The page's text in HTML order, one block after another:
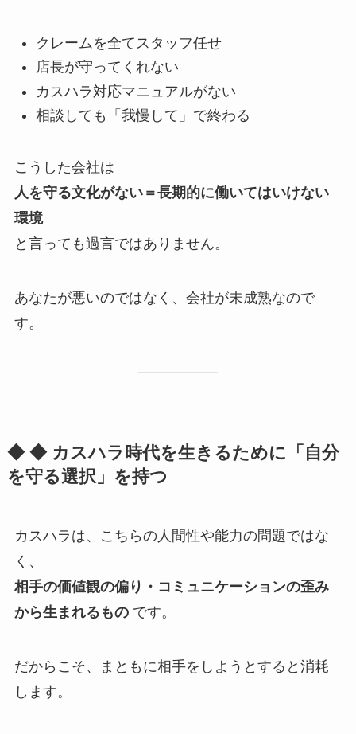
クレームを全てスタッフ任せ
店長が守ってくれない
カスハラ対応マニュアルがない
相談しても「我慢して」で終わる
こうした会社は
人を守る文化がない＝長期的に働いてはいけない
環境
と言っても過言ではありません。
あなたが悪いのではなく、会社が未成熟なので
す。
◆ ◆ カスハラ時代を生きるために「自分
を守る選択」を持つ
カスハラは、こちらの人間性や能力の問題ではな
く、
相手の価値観の偏り・コミュニケーションの歪み
から生まれるものです。
だからこそ、まともに相手をしようとすると消耗
します。